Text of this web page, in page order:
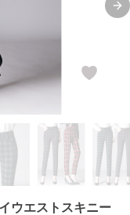
ウエストスキニー